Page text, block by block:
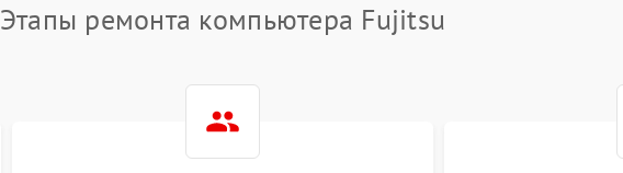
Этапы ремонта компьютера Fujitsu